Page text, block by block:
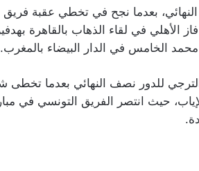
الأهلي في لقاء الذهاب بالقاهرة
الخامس في الدار البيضاء بالمغرب.
حيث انتصر الفريق التونسي في